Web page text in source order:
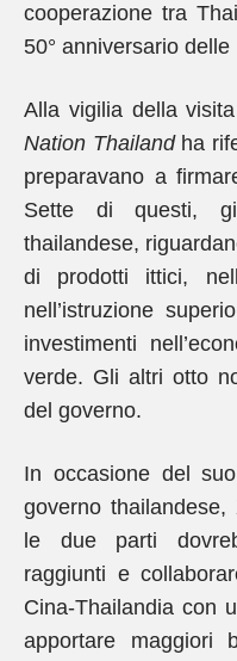
cooperazione tra
50° anniversario
Alla vigilia della
Nation Thailandha
preparavano a
Sette di questi,
thailandese,
di prodotti ittici,
nell’istruzione
investimenti
verde. Gli altri otto
del governo.
In occasione del
governo
le due parti
raggiunti e
Cina-Thailandia con
apportare maggiori